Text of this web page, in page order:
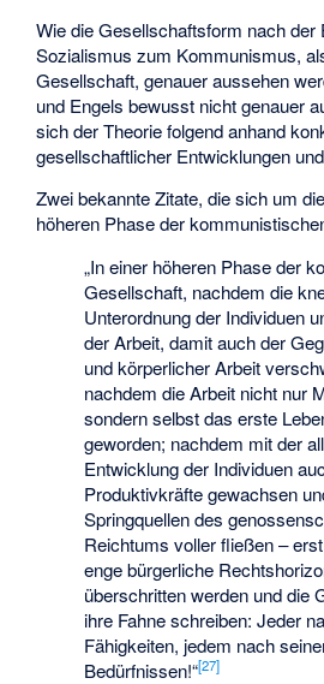
Wie die Gesellschaftsform nach der
Sozialismus zum Kommunismus,
Gesellschaft, genauer aussehen
und Engels bewusst nicht genauer
sich der Theorie folgend anhand
gesellschaftlicher Entwicklungen
Zwei bekannte Zitate, die sich um
höheren Phase der
„In einer höheren Phase der
Gesellschaft, nachdem die
Unterordnung der Individuen
der Arbeit, damit auch der
und körperlicher Arbeit
nachdem die Arbeit nicht nur
sondern selbst das erste
geworden; nachdem mit der
Entwicklung der Individuen
Produktivkräfte gewachsen
Springquellen des
Reichtums voller fließen –
enge bürgerliche
überschritten werden und die
ihre Fahne schreiben: Jeder
Fähigkeiten, jedem nach
Bedürfnissen!“[27]